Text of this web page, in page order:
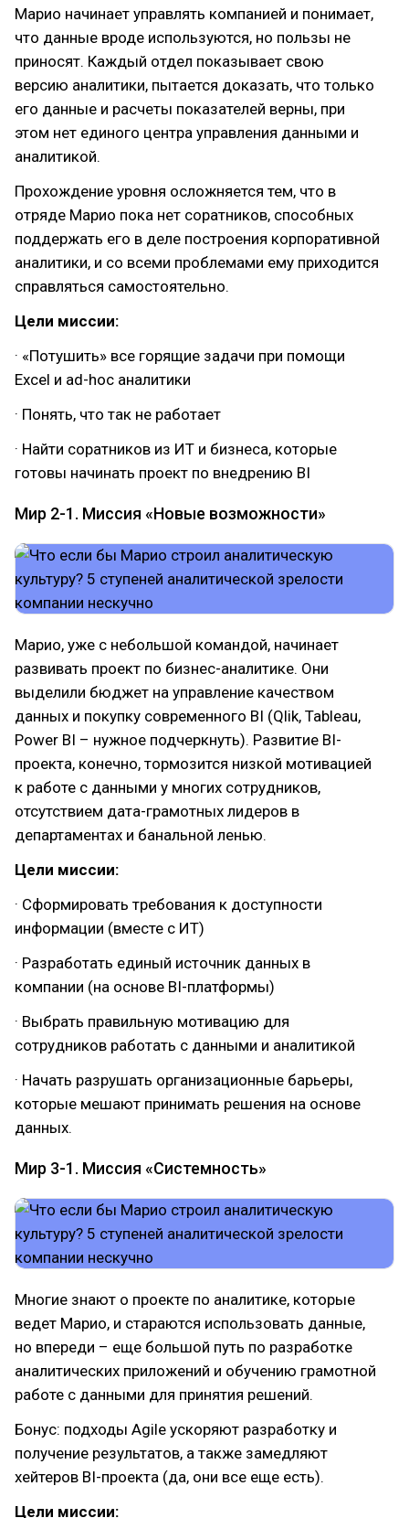
Марио начинает управлять компанией и понимает,
что данные вроде используются, но пользы не
приносят. Каждый отдел показывает свою
версию аналитики, пытается доказать, что только
его данные и расчеты показателей верны, при
этом нет единого центра управления данными и
аналитикой.
Прохождение уровня осложняется тем, что в
отряде Марио пока нет соратников, способных
поддержать его в деле построения корпоративной
аналитики, и со всеми проблемами ему приходится
справляться самостоятельно.
Цели миссии:
· «Потушить» все горящие задачи при помощи
Excel и ad-hoc аналитики
· Понять, что так не работает
· Найти соратников из ИТ и бизнеса, которые
готовы начинать проект по внедрению BI
Мир 2-1. Миссия «Новые возможности»
Марио, уже с небольшой командой, начинает
развивать проект по бизнес-аналитике. Они
выделили бюджет на управление качеством
данных и покупку современного BI (Qlik, Tableau,
Power BI – нужное подчеркнуть). Развитие BI-
проекта, конечно, тормозится низкой мотивацией
к работе с данными у многих сотрудников,
отсутствием дата-грамотных лидеров в
департаментах и банальной ленью.
Цели миссии:
· Сформировать требования к доступности
информации (вместе с ИТ)
· Разработать единый источник данных в
компании (на основе BI-платформы)
· Выбрать правильную мотивацию для
сотрудников работать с данными и аналитикой
· Начать разрушать организационные барьеры,
которые мешают принимать решения на основе
данных.
Мир 3-1. Миссия «Системность»
Многие знают о проекте по аналитике, которые
ведет Марио, и стараются использовать данные,
но впереди – еще большой путь по разработке
аналитических приложений и обучению грамотной
работе с данными для принятия решений.
Бонус: подходы Agile ускоряют разработку и
получение результатов, а также замедляют
хейтеров BI-проекта (да, они все еще есть).
Цели миссии: